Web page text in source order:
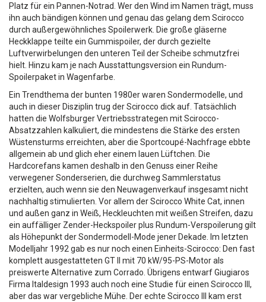
Platz für ein Pannen-Notrad. Wer den Wind im Namen trägt, muss
ihn auch bändigen können und genau das gelang dem Scirocco
durch außergewöhnliches Spoilerwerk. Die große gläserne
Heckklappe teilte ein Gummispoiler, der durch gezielte
Luftverwirbelungen den unteren Teil der Scheibe schmutzfrei
hielt. Hinzu kam je nach Ausstattungsversion ein Rundum-
Spoilerpaket in Wagenfarbe.
Ein Trendthema der bunten 1980er waren Sondermodelle, und
auch in dieser Disziplin trug der Scirocco dick auf. Tatsächlich
hatten die Wolfsburger Vertriebsstrategen mit Scirocco-
Absatzzahlen kalkuliert, die mindestens die Stärke des ersten
Wüstensturms erreichten, aber die Sportcoupé-Nachfrage ebbte
allgemein ab und glich eher einem lauen Lüftchen. Die
Hardcorefans kamen deshalb in den Genuss einer Reihe
verwegener Sonderserien, die durchweg Sammlerstatus
erzielten, auch wenn sie den Neuwagenverkauf insgesamt nicht
nachhaltig stimulierten. Vor allem der Scirocco White Cat, innen
und außen ganz in Weiß, Heckleuchten mit weißen Streifen, dazu
ein auffälliger Zender-Heckspoiler plus Rundum-Verspoilerung gilt
als Höhepunkt der Sondermodell-Mode jener Dekade. Im letzten
Modelljahr 1992 gab es nur noch einen Einheits-Scirocco: Den fast
komplett ausgestatteten GT II mit 70 kW/95-PS-Motor als
preiswerte Alternative zum Corrado. Übrigens entwarf Giugiaros
Firma Italdesign 1993 auch noch eine Studie für einen Scirocco III,
aber das war vergebliche Mühe. Der echte Scirocco III kam erst